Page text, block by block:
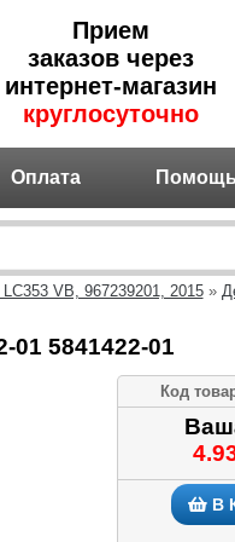
Прием
заказов через
интернет-магазин
круглосуточно
Оплата Помощь
VB, 967239201, 2015»
01 5841422-01
Код
В